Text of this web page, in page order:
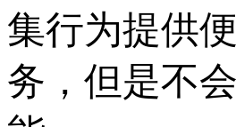
集行为提供
务，但是不